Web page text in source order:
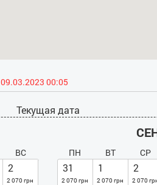
00:05
Текущая дата
ВС
2
2 070 грн
ПН ВТ СР
31
2 070 грн
1
2 070 грн
2
2 070